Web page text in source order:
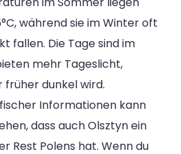
während sie im Winter oft
fallen. Die Tage sind im
mehr Tageslicht,
dunkel wird.
Informationen kann
dass auch Olsztyn ein
Rest Polens hat. Wenn du